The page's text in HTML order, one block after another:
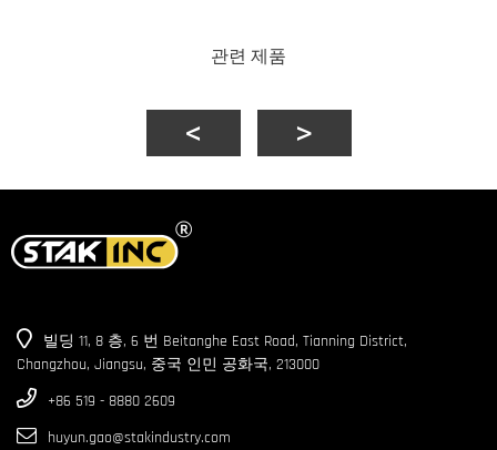
관련 제품
빌딩 11, 8 층, 6 번 Beitanghe East Road, Tianning District,
Changzhou, Jiangsu, 중국 인민 공화국, 213000
+86 519 - 8880 2609
huyun.gao@stakindustry.com